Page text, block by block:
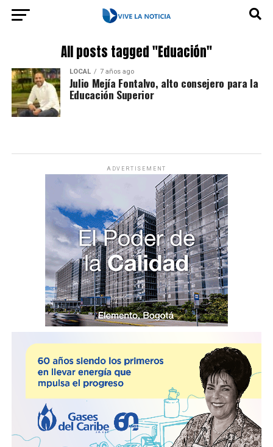
All posts tagged "Eduación"
LOCAL 7 años ago
Julio Mejía Fontalvo, alto consejero para la
Educación Superior
ADVERTISEMENT